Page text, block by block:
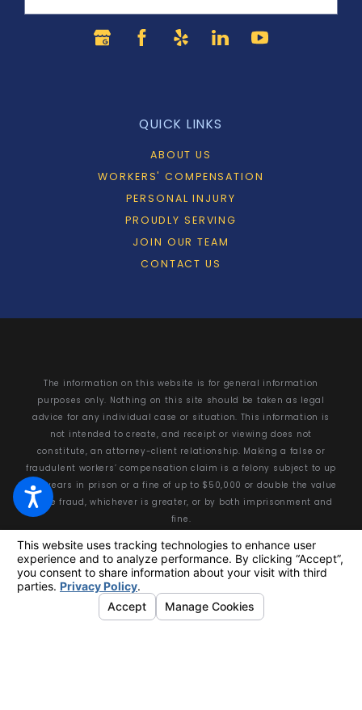
QUICK LINKS
ABOUT US
WORKERS' COMPENSATION
PERSONAL INJURY
PROUDLY SERVING
JOIN OUR TEAM
CONTACT US
The information on this website is for general information
purposes only. Nothing on this site should be taken as legal
advice for any individual case or situation. This information is
not intended to create, and receipt or viewing does not
constitute, an attorney-client relationship. Making a false or
fraudulent workers’ compensation claim is a felony subject to up
to 5 years in prison or a fine of up to $50,000 or double the value
of the fraud, whichever is greater, or by both imprisonment and
fine.
© 2026 All Rights Reserved.Your Privacy Choices
Site Map
Privacy Policy